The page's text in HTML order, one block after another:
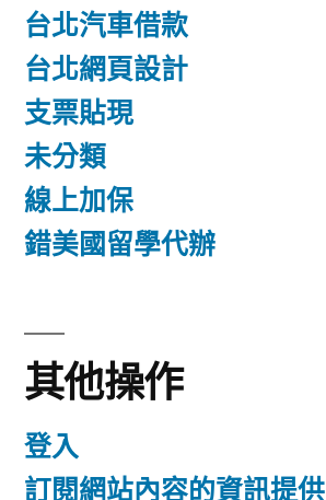
台北汽車借款
台北網頁設計
支票貼現
未分類
線上加保
錯美國留學代辦
其他操作
登入
訂閱網站內容的資訊提供